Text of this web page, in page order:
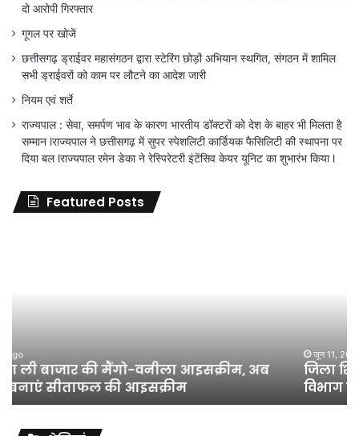
दो आरोपी गिरफ्तार
गूगल पर खोजें
छत्तीसगढ़ ड्राईवर महासंगठन द्वारा स्टेरिंग छोड़ों अभियान स्थगित, संगठन में शामिल
सभी ड्राईवरों को काम पर लौटने का आदेश जारी
नियम एवं शर्ते
राज्यपाल : सेवा, समर्पण भाव के कारण भारतीय डॉक्टरों को देश के बाहर भी मिलता है
सम्मान lराज्यपाल ने छत्तीसगढ़ में सुपर स्पेशलिटी कार्डियक फैसिलिटी की स्थापना पर
दिया बल lराज्यपाल रमेन डेका ने रेस्पिरेटरी इंटेंसिव केयर यूनिट का शुभारंभ किया l
Featured Posts
शिक्षा
विभाग
के
विवादों
जिला शिक्षा अधिकारी का तबादला हुआ, लेकिन शिक्षा
विभाग के विवादों पर संघर्ष जारी रहेगा : अंकित गौरहा